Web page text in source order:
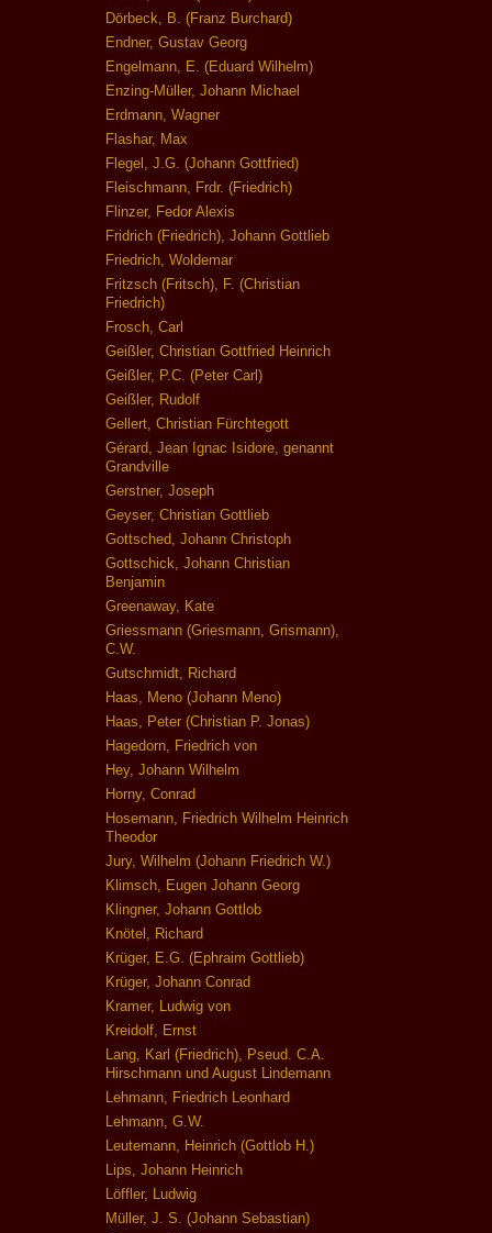
Dörbeck, B. (Franz Burchard)
Endner, Gustav Georg
Engelmann, E. (Eduard Wilhelm)
Enzing-Müller, Johann Michael
Erdmann, Wagner
Flashar, Max
Flegel, J.G. (Johann Gottfried)
Fleischmann, Frdr. (Friedrich)
Flinzer, Fedor Alexis
Fridrich (Friedrich), Johann Gottlieb
Friedrich, Woldemar
Fritzsch (Fritsch), F. (Christian
Friedrich)
Frosch, Carl
Geißler, Christian Gottfried Heinrich
Geißler, P.C. (Peter Carl)
Geißler, Rudolf
Gellert, Christian Fürchtegott
Gérard, Jean Ignac Isidore, genannt
Grandville
Gerstner, Joseph
Geyser, Christian Gottlieb
Gottsched, Johann Christoph
Gottschick, Johann Christian
Benjamin
Greenaway, Kate
Griessmann (Griesmann, Grismann),
C.W.
Gutschmidt, Richard
Haas, Meno (Johann Meno)
Haas, Peter (Christian P. Jonas)
Hagedorn, Friedrich von
Hey, Johann Wilhelm
Horny, Conrad
Hosemann, Friedrich Wilhelm Heinrich
Theodor
Jury, Wilhelm (Johann Friedrich W.)
Klimsch, Eugen Johann Georg
Klingner, Johann Gottlob
Knötel, Richard
Krüger, E.G. (Ephraim Gottlieb)
Krüger, Johann Conrad
Kramer, Ludwig von
Kreidolf, Ernst
Lang, Karl (Friedrich), Pseud. C.A.
Hirschmann und August Lindemann
Lehmann, Friedrich Leonhard
Lehmann, G.W.
Leutemann, Heinrich (Gottlob H.)
Lips, Johann Heinrich
Löffler, Ludwig
Müller, J. S. (Johann Sebastian)